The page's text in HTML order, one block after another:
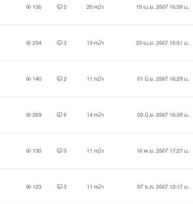
135 2 20 หน้า 19 เม.ย. 2567 16:39 น.
234 3 19 หน้า 23 เม.ย. 2567 15:51 น.
140 2 11 หน้า 01 มิ.ย. 2567 16:29 น.
259 6 14 หน้า 03 มิ.ย. 2567 16:39 น.
130 3 11 หน้า 16 พ.ย. 2567 17:27 น.
123 3 11 หน้า 07 ธ.ค. 2567 12:17 น.